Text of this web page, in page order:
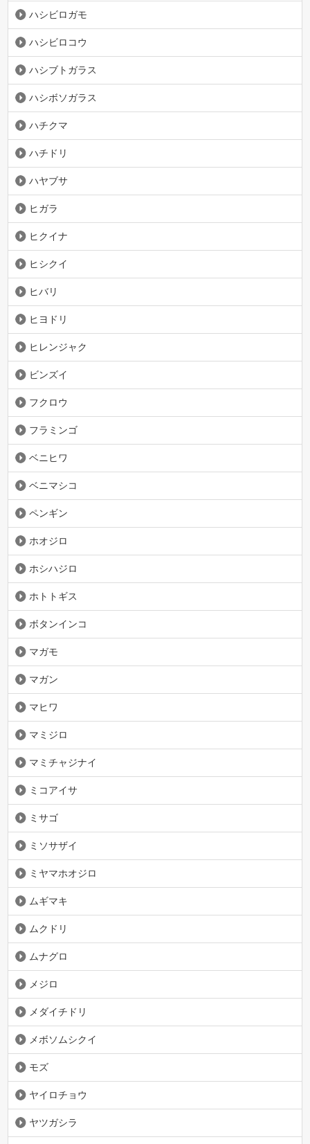
ハシビロガモ
ハシビロコウ
ハシブトガラス
ハシボソガラス
ハチクマ
ハチドリ
ハヤブサ
ヒガラ
ヒクイナ
ヒシクイ
ヒバリ
ヒヨドリ
ヒレンジャク
ビンズイ
フクロウ
フラミンゴ
ベニヒワ
ベニマシコ
ペンギン
ホオジロ
ホシハジロ
ホトトギス
ボタンインコ
マガモ
マガン
マヒワ
マミジロ
マミチャジナイ
ミコアイサ
ミサゴ
ミソサザイ
ミヤマホオジロ
ムギマキ
ムクドリ
ムナグロ
メジロ
メダイチドリ
メボソムシクイ
モズ
ヤイロチョウ
ヤツガシラ